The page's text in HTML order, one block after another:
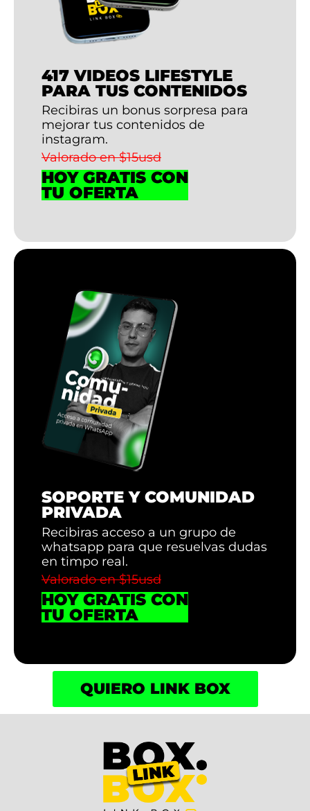
417 VIDEOS LIFESTYLE
PARA TUS CONTENIDOS
Recibiras un bonus sorpresa para
mejorar tus contenidos de
instagram.
Valorado en $15usd
HOY GRATIS CON
TU OFERTA
SOPORTE Y COMUNIDAD
PRIVADA
Recibiras acceso a un grupo de
whatsapp para que resuelvas dudas
en timpo real.
Valorado en $15usd
HOY GRATIS CON
TU OFERTA
QUIERO LINK BOX